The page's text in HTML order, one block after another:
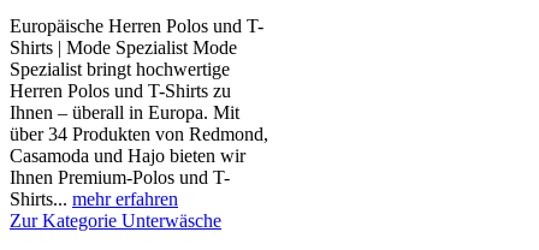
Europäische Herren Polos und T-
Shirts | Mode Spezialist Mode
Spezialist bringt hochwertige
Herren Polos und T-Shirts zu
Ihnen – überall in Europa. Mit
über 34 Produkten von Redmond,
Casamoda und Hajo bieten wir
Ihnen Premium-Polos und T-
Shirts... mehr erfahren
Zur Kategorie Unterwäsche